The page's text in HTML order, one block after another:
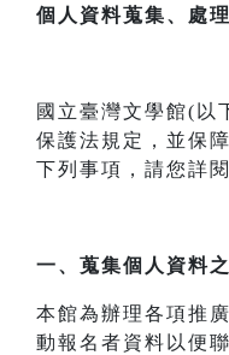
個人資料蒐集、處
國立臺灣文學館(以
保護法規定，並保
下列事項，請您詳閱
一、 蒐集個人資料
本館為辦理各項推
動報名者資料以便